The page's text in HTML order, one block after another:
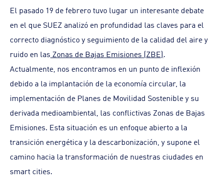
El pasado 19 de febrero tuvo lugar un interesante debate
en el que SUEZ analizó en profundidad las claves para el
correcto diagnóstico y seguimiento de la calidad del aire y
ruido en las Zonas de Bajas Emisiones (ZBE).
Actualmente, nos encontramos en un punto de inflexión
debido a la implantación de la economía circular, la
implementación de Planes de Movilidad Sostenible y su
derivada medioambiental, las conflictivas Zonas de Bajas
Emisiones. Esta situación es un enfoque abierto a la
transición energética y la descarbonización, y supone el
camino hacia la transformación de nuestras ciudades en
smart cities.